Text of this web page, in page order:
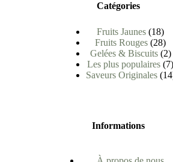
Catégories
Fruits Jaunes 18
Fruits Rouges 28
Gelées & Biscuits 2
Les plus populaires 7
Saveurs Originales 14
Informations